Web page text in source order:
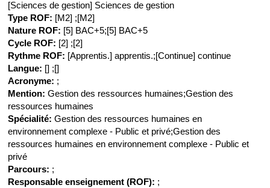
[Sciences de gestion] Sciences de gestion
Type ROF: [M2] ;[M2]
Nature ROF: [5] BAC+5;[5] BAC+5
Cycle ROF: [2] ;[2]
Rythme ROF: [Apprentis.] apprentis.;[Continue] continue
Langue: [] ;[]
Acronyme: ;
Mention: Gestion des ressources humaines;Gestion des
ressources humaines
Spécialité: Gestion des ressources humaines en
environnement complexe - Public et privé;Gestion des
ressources humaines en environnement complexe - Public et
privé
Parcours: ;
Responsable enseignement (ROF): ;